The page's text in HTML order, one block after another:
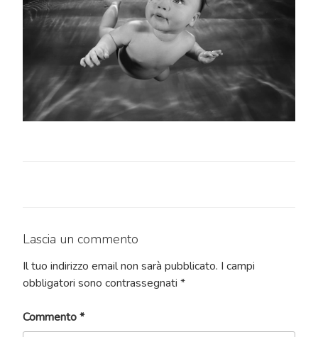
Lascia un commento
Il tuo indirizzo email non sarà pubblicato. I campi
obbligatori sono contrassegnati *
Commento*